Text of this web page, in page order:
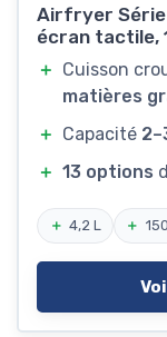
Airfryer Série
écran tactile,
＋ Cuisson
matières
＋ Capacité
＋ 13 options
＋ 4,2 L ＋